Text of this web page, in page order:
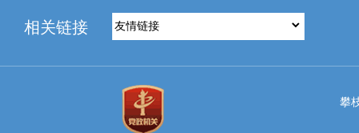
相关链接
攀